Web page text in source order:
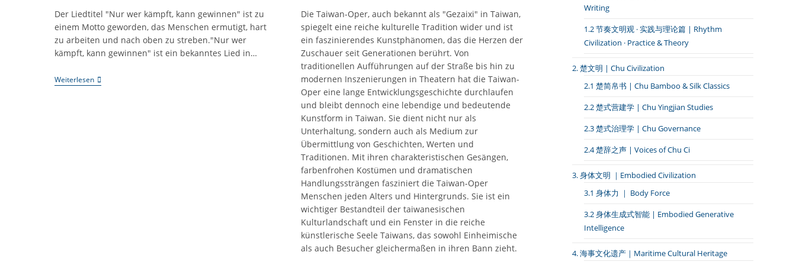
Der Liedtitel "Nur wer kämpft, kann gewinnen" ist zu
einem Motto geworden, das Menschen ermutigt, hart
zu arbeiten und nach oben zu streben."Nur wer
kämpft, kann gewinnen" ist ein bekanntes Lied in…
WeiterlesenTaiwan-
Kompetenz:
Die Taiwan-Oper, auch bekannt als "Gezaixi" in Taiwan,
spiegelt eine reiche kulturelle Tradition wider und ist
ein faszinierendes Kunstphänomen, das die Herzen der
Zuschauer seit Generationen berührt. Von
traditionellen Aufführungen auf der Straße bis hin zu
modernen Inszenierungen in Theatern hat die Taiwan-
Oper eine lange Entwicklungsgeschichte durchlaufen
und bleibt dennoch eine lebendige und bedeutende
Kunstform in Taiwan. Sie dient nicht nur als
Unterhaltung, sondern auch als Medium zur
Übermittlung von Geschichten, Werten und
Traditionen. Mit ihren charakteristischen Gesängen,
farbenfrohen Kostümen und dramatischen
Handlungssträngen fasziniert die Taiwan-Oper
Menschen jeden Alters und Hintergrunds. Sie ist ein
wichtiger Bestandteil der taiwanesischen
Kulturlandschaft und ein Fenster in die reiche
künstlerische Seele Taiwans, das sowohl Einheimische
als auch Besucher gleichermaßen in ihren Bann zieht.
Writing
1.2 节奏文明观 · 实践与理论篇 | Rhythm
Civilization · Practice & Theory
2. 楚文明 | Chu Civilization
2.1 楚简帛书 | Chu Bamboo & Silk Classics
2.2 楚式营建学 | Chu Yingjian Studies
2.3 楚式治理学 | Chu Governance
2.4 楚辞之声 | Voices of Chu Ci
3. 身体文明 ｜Embodied Civilization
3.1 身体力 ｜ Body Force
3.2 身体生成式智能 | Embodied Generative
Intelligence
4. 海事文化遗产｜Maritime Cultural Heritage